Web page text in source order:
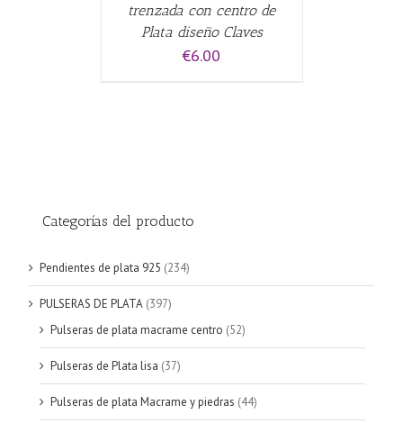
trenzada con centro de
Plata diseño Claves
€6.00
Categorías del producto
Pendientes de plata 925 (234)
PULSERAS DE PLATA (397)
Pulseras de plata macrame centro (52)
Pulseras de Plata lisa (37)
Pulseras de plata Macrame y piedras (44)